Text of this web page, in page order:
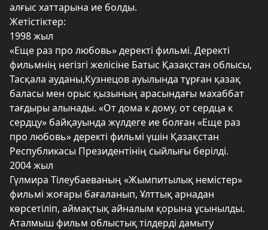
алғыс хаттарына ие болды.
Жетістіктер:
1998 жыл
«Еще раз про любовь» деректі фильмі. Деректі
фильмнің негізгі желісіне Батыс Қазақстан облысы,
Тасқала ауданы,Кузнецов ауылында тұрған қазақ
баласы мен орыс қызының арасындағы махаббат
тағдыры алынады. «От дома к дому, от сердца к
сердцу» байқауында жүлдеге ие болған «Еще раз
про любовь» деректі фильмі үшін Қазақстан
Республикасы Президентінің сыйлығы берілді.
2004 жыл
Гүлмира Тілеубаеваның «Жымпитылық немістер»
фильмі жоғары бағаланып, Ұлттық арнадан
көрсетіліп, аймақтық айналым қорына ұсынылды.
Аталмыш фильм облыстық тілдерді дамыту